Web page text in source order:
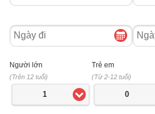
Ngày
đi
Ngày
về
Người lớn
(Trên 12 tuổi)
1
Trẻ em
(Từ 2-12 tuổi)
0